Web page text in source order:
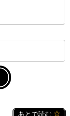
あとで読む